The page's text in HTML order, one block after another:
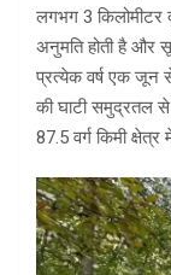
लगभग 3
अनुमति होती है और
प्रत्येक वर्ष एक जून
की घाटी समुद्रतल
87.5 वर्ग किमी